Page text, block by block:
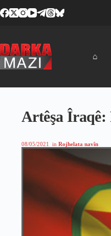
to
⌂
Artêşa Îraqê:
08/05/2021 in Rojhelata navîn